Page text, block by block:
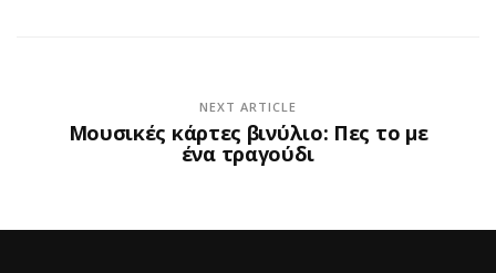
NEXT ARTICLE
Μουσικές κάρτες βινύλιο: Πες το με
ένα τραγούδι